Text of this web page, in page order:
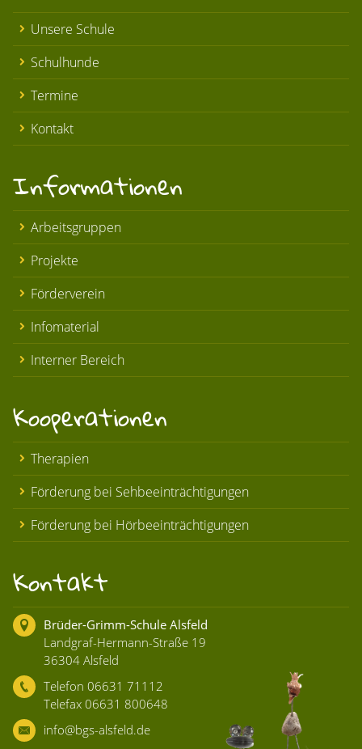
Unsere Schule
Schulhunde
Termine
Kontakt
Informationen
Arbeitsgruppen
Projekte
Förderverein
Infomaterial
Interner Bereich
Kooperationen
Therapien
Förderung bei Sehbeeinträchtigungen
Förderung bei Hörbeeinträchtigungen
Kontakt
Brüder-Grimm-Schule Alsfeld
Landgraf-Hermann-Straße 19
36304 Alsfeld
Telefon 06631 71112
Telefax 06631 800648
info@bgs-alsfeld.de